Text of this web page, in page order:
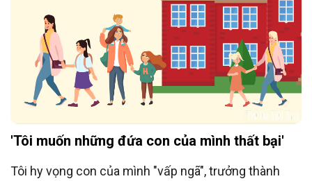
'Tôi muốn những đứa con của mình thất bại'
Tôi hy vọng con của mình "vấp ngã", trưởng thành